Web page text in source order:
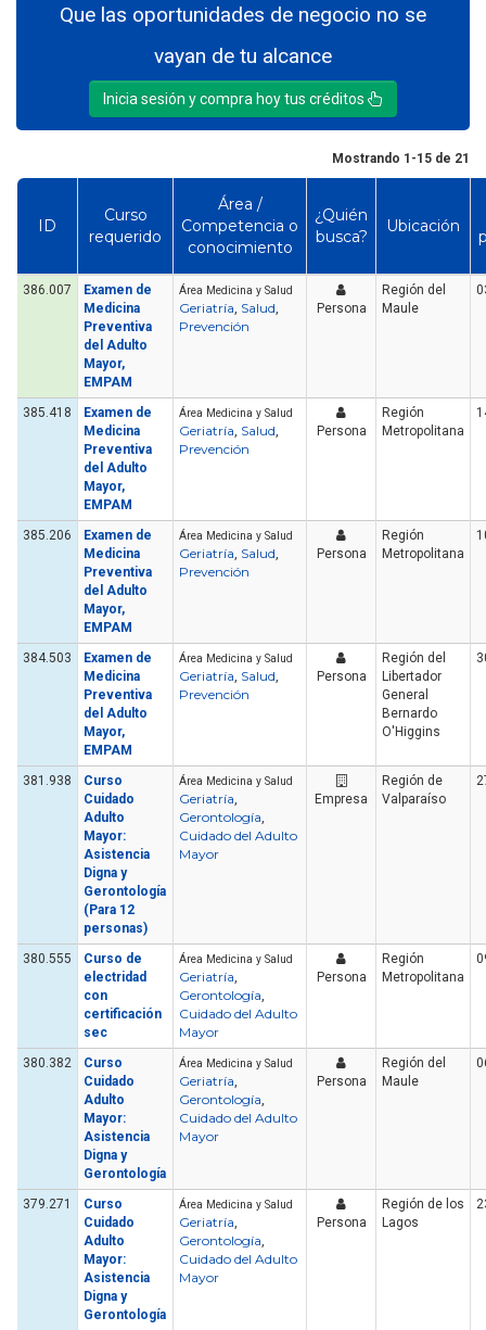
Que las oportunidades de negocio no se
vayan de tu alcance
Inicia sesión y compra hoy tus créditos
Mostrando 1-15 de 21
ID
Curso
requerido
Área /
Competencia o
conocimiento
¿Quién
busca?
Ubicación
386.007
Examen de
Medicina
Preventiva
del Adulto
Mayor,
EMPAM
Área Medicina y Salud
Geriatría, Salud,
Prevención
Persona
Región del
Maule
385.418
Examen de
Medicina
Preventiva
del Adulto
Mayor,
EMPAM
Área Medicina y Salud
Geriatría, Salud,
Prevención
Persona
Región
Metropolitana
385.206
Examen de
Medicina
Preventiva
del Adulto
Mayor,
EMPAM
Área Medicina y Salud
Geriatría, Salud,
Prevención
Persona
Región
Metropolitana
384.503
Examen de
Medicina
Preventiva
del Adulto
Mayor,
EMPAM
Área Medicina y Salud
Geriatría, Salud,
Prevención
Persona
Región del
Libertador
General
Bernardo
O'Higgins
381.938
Curso
Cuidado
Adulto
Mayor:
Asistencia
Digna y
Gerontología
(Para 12
personas)
Área Medicina y Salud
Geriatría,
Gerontología,
Cuidado del Adulto
Mayor
Empresa
Región de
Valparaíso
380.555
Curso de
electridad
con
certificación
sec
Área Medicina y Salud
Geriatría,
Gerontología,
Cuidado del Adulto
Mayor
Persona
Región
Metropolitana
380.382
Curso
Cuidado
Adulto
Mayor:
Asistencia
Digna y
Gerontología
Área Medicina y Salud
Geriatría,
Gerontología,
Cuidado del Adulto
Mayor
Persona
Región del
Maule
379.271
Curso
Cuidado
Adulto
Mayor:
Asistencia
Digna y
Gerontología
Área Medicina y Salud
Geriatría,
Gerontología,
Cuidado del Adulto
Mayor
Persona
Región de los
Lagos